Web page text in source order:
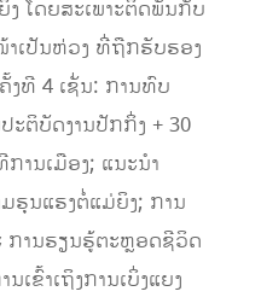
ໂດຍສະເພາະຕິດພັນກັບ
າເປັນຫ່ວງ ທີ່ຖືກຮັບຮອງ
ງທີ 4 ເຊັ່ນ: ການທົບ
ຕິບັດງານປັກກິ່ງ + 30
ານເມືອງ; ແນະນຳ
ຮຸນແຮງຕໍ່ແມ່ຍິງ; ການ
ການຮຽນຮູ້ຕະຫຼອດຊີວິດ
ເຂົ້າເຖິງການເບິ່ງແຍງ